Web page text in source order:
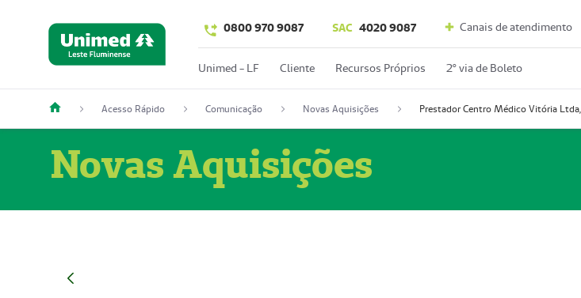
0800 970 9087 SAC 4020 9087 Canais de atendimento
Unimed - LF Cliente Recursos Próprios 2º via de Boleto
Acesso Rápido Comunicação Novas Aquisições
Novas Aquisições